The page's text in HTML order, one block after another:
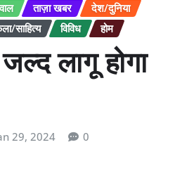
ताज़ा खबर
देश/दुनिया
साहित्य विविध होम
लागू होगा
29, 2024 0